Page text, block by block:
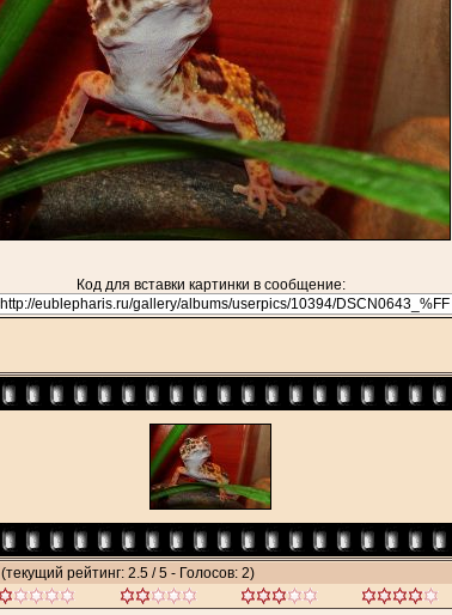
Код для вставки картинки в сообщение:
(текущий рейтинг: 2.5 / 5 - Голосов: 2)